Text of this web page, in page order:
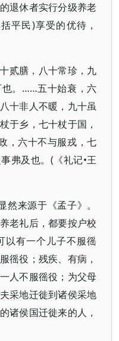
退休者实行分级养老
平民)享受的优待，
贰膳，八十常珍，九
也。……五十始衰，六
十非人不暖，九十虽
于乡，七十杖于国，
，六十不与服戎，七
弗及也。(《礼记•王
然来源于《孟子》。
老礼后，都要按户校
以有一个儿子不服徭
徭役；残疾、有病，
人不服徭役；为父母
采地迁徙到诸侯采地
诸侯国迁徙来的人，